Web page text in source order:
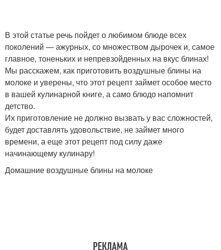
В этой статье речь пойдет о любимом блюде всех
поколений — ажурных, со множеством дырочек и, самое
главное, тоненьких и непревзойденных на вкус блинах!
Мы расскажем, как приготовить воздушные блины на
молоке и уверены, что этот рецепт займет особое место
в вашей кулинарной книге, а само блюдо напомнит
детство.
Их приготовление не должно вызвать у вас сложностей,
будет доставлять удовольствие, не займет много
времени, а еще этот рецепт под силу даже
начинающему кулинару!
Домашние воздушные блины на молоке